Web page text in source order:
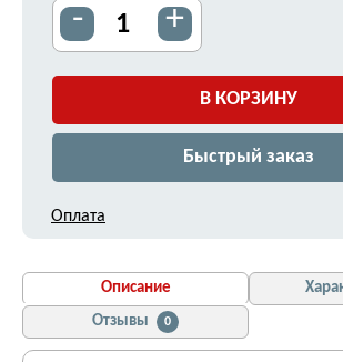
- +
В КОРЗИНУ
Быстрый заказ
Оплата
Описание
Отзывы
0